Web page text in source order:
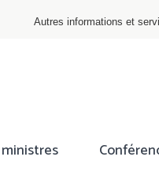
Autres informations et